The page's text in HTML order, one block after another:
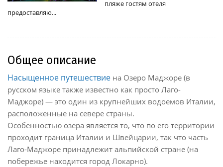
пляже гостям отеля
предоставляю...
Общее описание
Насыщенное путешествие на Озеро Маджоре (в
русском языке также известно как просто Лаго-
Маджоре) — это один из крупнейших водоемов Италии,
расположенные на севере страны.
Особенностью озера является то, что по его территории
проходит граница Италии и Швейцарии, так что часть
Лаго-Маджоре принадлежит альпийской стране (на
побережье находится город Локарно).